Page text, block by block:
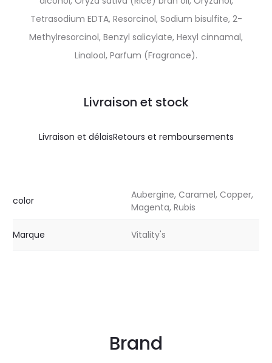
Tetrasodium EDTA, Resorcinol, Sodium bisulfite, 2-
Methylresorcinol, Benzyl salicylate, Hexyl cinnamal,
Linalool, Parfum (Fragrance).
Livraison et stock
Livraison et délaisRetours et remboursements
color
Aubergine, Caramel, Copper,
Magenta, Rubis
Marque Vitality's
Brand